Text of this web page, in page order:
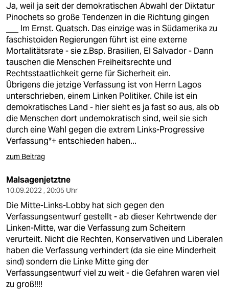
Ja, weil ja seit der demokratischen Abwahl der Diktatur
Pinochets so große Tendenzen in die Richtung gingen
___ Im Ernst. Quatsch. Das einzige was in Südamerika zu
faschistoiden Regierungen führt ist eine externe
Mortalitätsrate - sie z.Bsp. Brasilien, El Salvador - Dann
tauschen die Menschen Freiheitsrechte und
Rechtsstaatlichkeit gerne für Sicherheit ein.
Übrigens die jetzige Verfassung ist von Herrn Lagos
unterschrieben, einem Linken Politiker. Chile ist ein
demokratisches Land - hier sieht es ja fast so aus, als ob
die Menschen dort undemokratisch sind, weil sie sich
durch eine Wahl gegen die extrem Links-Progressive
Verfassung*+ entschieden haben...
zum Beitrag
Malsagenjetztne
10.09.2022 , 20:05 Uhr
Die Mitte-Links-Lobby hat sich gegen den
Verfassungsentwurf gestellt - ab dieser Kehrtwende der
Linken-Mitte, war die Verfassung zum Scheitern
verurteilt. Nicht die Rechten, Konservativen und Liberalen
haben die Verfassung verhindert (da sie eine Minderheit
sind) sondern die Linke Mitte ging der
Verfassungsentwurf viel zu weit - die Gefahren waren viel
zu groß!!!!